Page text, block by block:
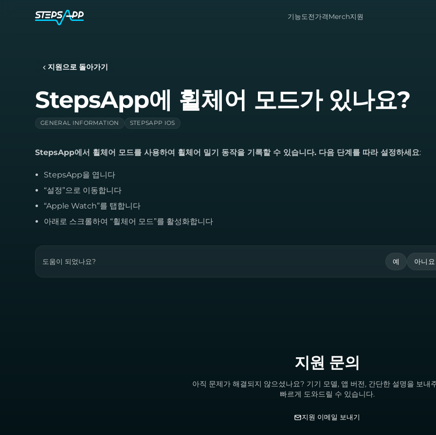
기능도전가격Merch지원
지원으로 돌아가기
StepsApp에 휠체어 모드가 있나요?
GENERAL INFORMATION STEPSAPP IOS
StepsApp에서 휠체어 모드를 사용하여 휠체어 밀기 동작을 기록할 수 있습니다. 다음 단계를 따라 설정하세요:
StepsApp을 엽니다
“설정”으로 이동합니다
“Apple Watch”를 탭합니다
아래로 스크롤하여 “휠체어 모드”를 활성화합니다
도움이 되었나요? 예 아니요
지원 문의
아직 문제가 해결되지 않으셨나요? 기기 모델, 앱 버전, 간단한 설명을 보내
빠르게 도와드릴 수 있습니다.
지원 이메일 보내기